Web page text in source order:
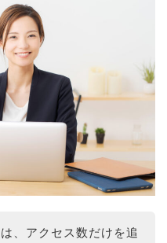
、アクセス数だけを追